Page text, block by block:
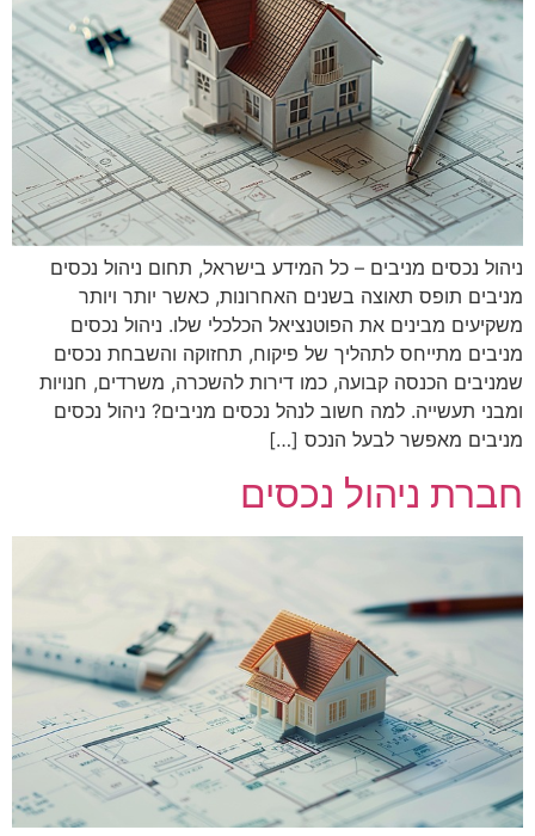
ניהול נכסים מניבים – כל המידע בישראל, תחום ניהול נכסים
מניבים תופס תאוצה בשנים האחרונות, כאשר יותר ויותר
משקיעים מבינים את הפוטנציאל הכלכלי שלו. ניהול נכסים
מניבים מתייחס לתהליך של פיקוח, תחזוקה והשבחת נכסים
שמניבים הכנסה קבועה, כמו דירות להשכרה, משרדים, חנויות
ומבני תעשייה. למה חשוב לנהל נכסים מניבים? ניהול נכסים
מניבים מאפשר לבעל הנכס […]
חברת ניהול נכסים